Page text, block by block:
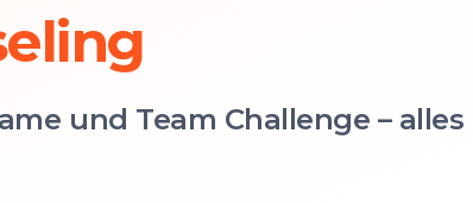
und Team Challenge – alles